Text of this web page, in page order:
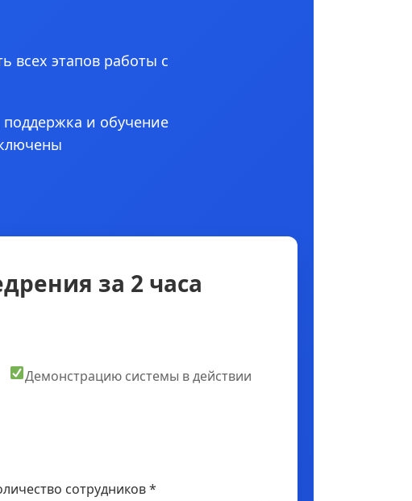
всех этапов работы с
поддержка и обучение
за 2 часа
Демонстрацию системы в действии
сотрудников *